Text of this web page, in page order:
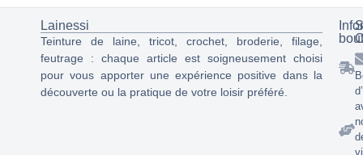
Lainessi
Teinture de laine, tricot, crochet, broderie, filage,
feutrage : chaque article est soigneusement choisi
pour vous apporter une expérience positive dans la
découverte ou la pratique de votre loisir préféré.